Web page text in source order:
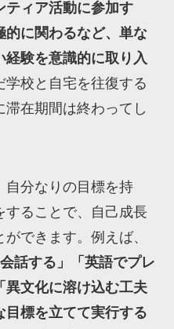
ティア活動に参加す
的に関わるなど、単な
経験を意識的に取り入
学校と自宅を往復する
在期間は終わってし
自分なりの目標を持
することで、自己成長
できます。例えば、
話する」「英語でプレ
異文化に溶け込む工夫
目標を立てて実行する